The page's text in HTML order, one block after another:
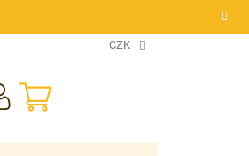
CZK
NÁKUPNÍ
KOŠÍK